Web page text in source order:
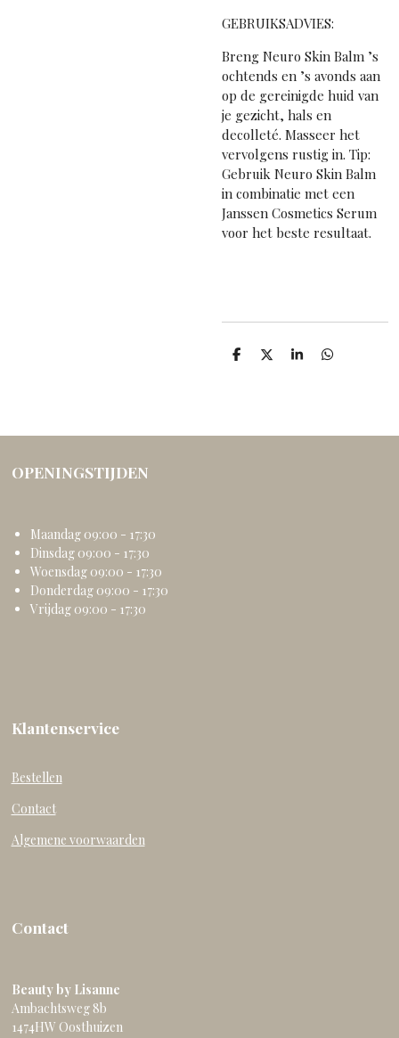
GEBRUIKSADVIES:
Breng Neuro Skin Balm ’s
ochtends en ’s avonds aan
op de gereinigde huid van
je gezicht, hals en
decolleté. Masseer het
vervolgens rustig in. Tip:
Gebruik Neuro Skin Balm
in combinatie met een
Janssen Cosmetics Serum
voor het beste resultaat.
D
D
S
D
OPENINGSTIJDEN
Maandag 09:00 - 17:30
Dinsdag 09:00 - 17:30
Woensdag 09:00 - 17:30
Donderdag 09:00 - 17:30
Vrijdag 09:00 - 17:30
Klantenservice
Bestellen
Contact
Algemene voorwaarden
Contact
Beauty by Lisanne
Ambachtsweg 8b
1474HW Oosthuizen